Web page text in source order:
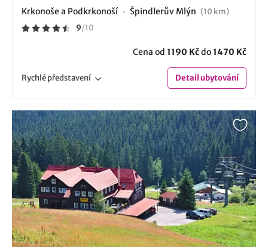
Krkonoše a Podkrkonoší Špindlerův Mlýn (10 km)
9/10
Cena od 1190 Kčdo1470 Kč
Rychlépředstavení Detailubytování